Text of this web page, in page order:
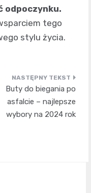
odpoczynku.
tego
stylu życia.
Buty do biegania po
asfalcie – najlepsze
wybory na 2024 rok